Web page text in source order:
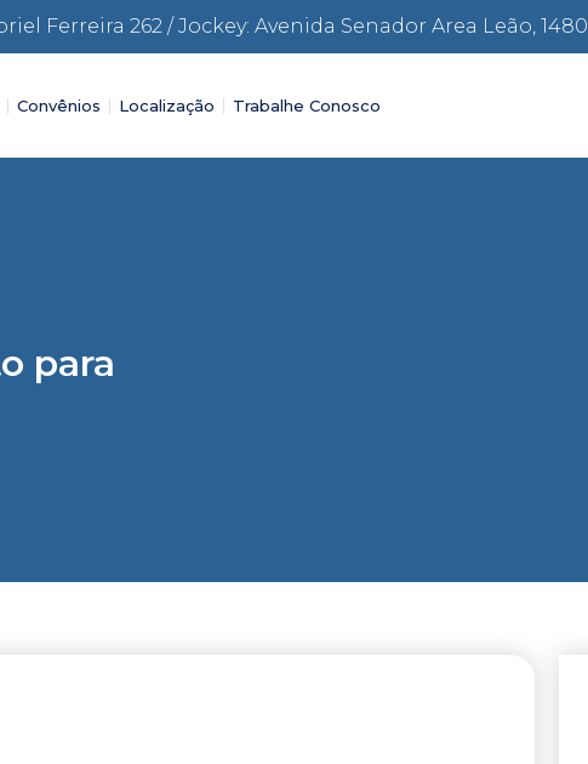
Ferreira 262 / Jockey: Avenida Senador Area Leão, 1480
Convênios Localização Trabalhe Conosco
para